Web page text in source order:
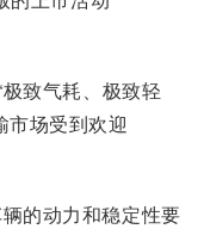
致气耗、极致轻
市场受到欢迎
的动力和稳定性要